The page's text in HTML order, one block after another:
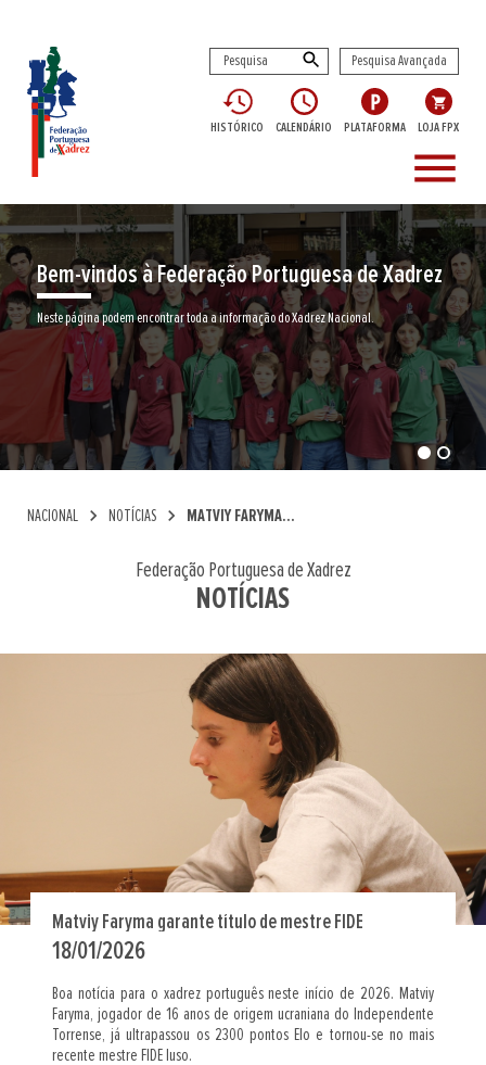
Pesquisa Avançada
HISTÓRICO CALENDÁRIO PLATAFORMA LOJA FPX
menu
Bem-vindos à Federação Portuguesa de Xadrez
Neste página podem encontrar toda a informação do Xadrez Nacional.
NACIONAL chevron_right NOTÍCIAS chevron_right MATVIY FARYMA...
Federação Portuguesa de Xadrez
NOTÍCIAS
Matviy Faryma garante título de mestre FIDE
18/01/2026
Boa notícia para o xadrez português neste início de 2026. Matviy
Faryma, jogador de 16 anos de origem ucraniana do Independente
Torrense, já ultrapassou os 2300 pontos Elo e tornou-se no mais
recente mestre FIDE luso.